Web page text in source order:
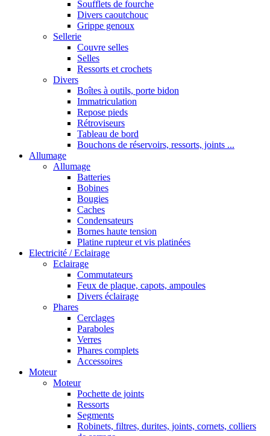
Soufflets de fourche
Divers caoutchouc
Grippe genoux
Sellerie
Couvre selles
Selles
Ressorts et crochets
Divers
Boîtes à outils, porte bidon
Immatriculation
Repose pieds
Rétroviseurs
Tableau de bord
Bouchons de réservoirs, ressorts, joints ...
Allumage
Allumage
Batteries
Bobines
Bougies
Caches
Condensateurs
Bornes haute tension
Platine rupteur et vis platinées
Electricité / Eclairage
Eclairage
Commutateurs
Feux de plaque, capots, ampoules
Divers éclairage
Phares
Cerclages
Paraboles
Verres
Phares complets
Accessoires
Moteur
Moteur
Pochette de joints
Ressorts
Segments
Robinets, filtres, durites, joints, cornets, colliers